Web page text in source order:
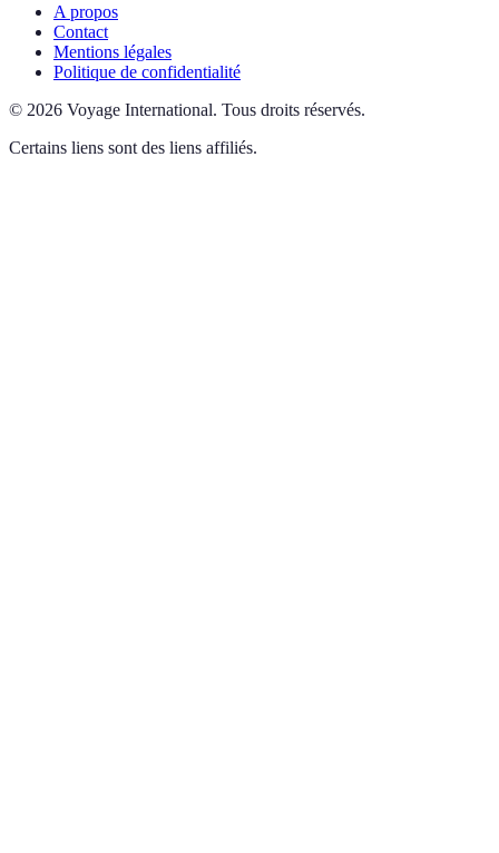
A propos
Contact
Mentions légales
Politique de confidentialité
© 2026 Voyage International. Tous droits réservés.
Certains liens sont des liens affiliés.